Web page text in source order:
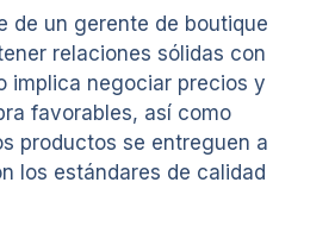
de un gerente de boutique
relaciones sólidas con
implica negociar precios y
favorables, así como
productos se entreguen a
los estándares de calidad